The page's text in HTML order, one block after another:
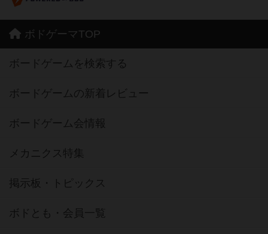
ボドゲーマTOP
ボードゲームを検索する
ボードゲームの新着レビュー
ボードゲーム会情報
メカニクス特集
掲示板・トピックス
ボドとも・会員一覧